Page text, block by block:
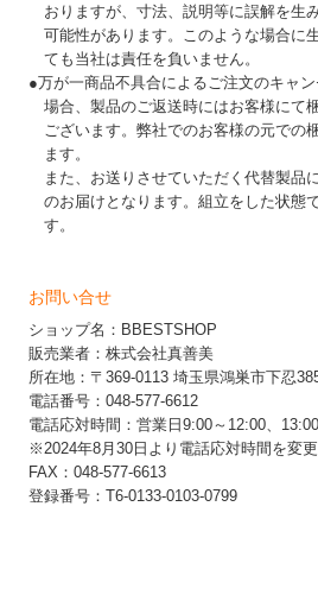
おりますが、寸法、説明等に誤解を生
可能性があります。このような場合に
ても当社は責任を負いません。
●万が一商品不具合によるご注文のキャ
場合、製品のご返送時にはお客様にて
ございます。弊社でのお客様の元での
ます。
また、お送りさせていただく代替製品
のお届けとなります。組立をした状態
す。
お問い合せ
ショップ名：BBESTSHOP
販売業者：株式会社真善美
所在地：〒369-0113 埼玉県鴻巣市下忍
電話番号：048-577-6612
電話応対時間：営業日9:00～12:00、
※2024年8月30日より電話応対時間を変更
FAX：048-577-6613
登録番号：T6-0133-0103-0799